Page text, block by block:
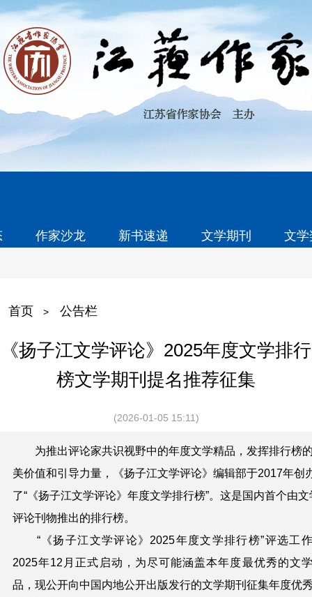
作家沙龙 新书速递 文学期刊 文
首页 > 公告栏
《扬子江文学评论》2025年度文学排行
榜文学期刊提名推荐征集
(2026-01-05 15:11)
为推出评论家共识视野中的年度文学精品，发挥排行榜
美价值和引导力量，《扬子江文学评论》编辑部于2017年创
了“《扬子江文学评论》年度文学排行榜”。这是国内首个由文
评论刊物推出的排行榜。
“《扬子江文学评论》2025年度文学排行榜”评选工
2025年12月正式启动，为尽可能涵盖本年度最优秀的文
品， 现公开向中国内地公开出版发行的文学期刊征集年度优